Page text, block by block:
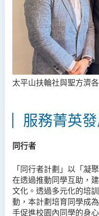
太平山扶輪社與聖方濟
服務菁英
同行者
「同行者計劃」以「凝
在透過推動同學互助，
文化。透過多元化的培
動，本計劃培育同學成
手促進校園內同學的身